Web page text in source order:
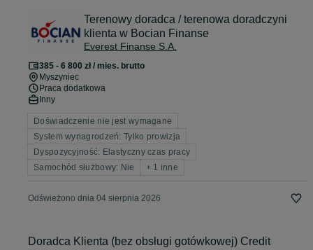
Terenowy doradca / terenowa doradczyni
klienta w Bocian Finanse
Everest Finanse S.A.
385 - 6 800 zł / mies. brutto
Myszyniec
Praca dodatkowa
Inny
Doświadczenie nie jest wymagane
System wynagrodzeń: Tylko prowizja
Dyspozycyjność: Elastyczny czas pracy
Samochód służbowy: Nie
+ 1 inne
Odświeżono dnia 04 sierpnia 2026
Doradca Klienta (bez obsługi gotówkowej) Credit